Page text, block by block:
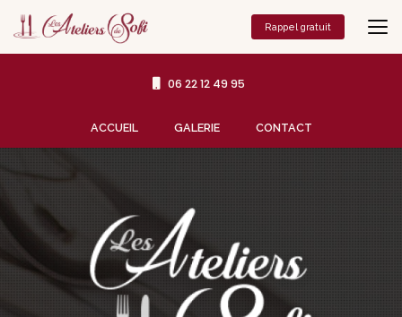
contenu
principal
06 22 12 49 95
ACCUEIL GALERIE CONTACT
Rappel gratuit